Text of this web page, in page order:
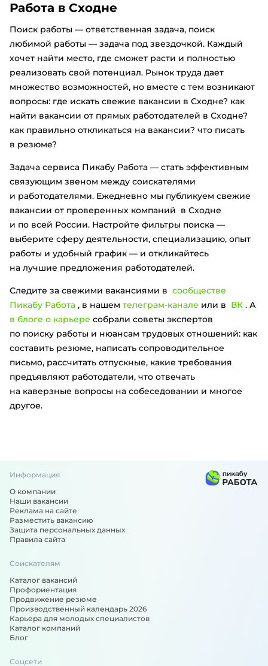
Работа в Сходне
Поиск работы — ответственная задача, поиск
любимой работы — задача под звездочкой. Каждый
хочет найти место, где сможет расти и полностью
реализовать свой потенциал. Рынок труда дает
множество возможностей, но вместе с тем возникают
вопросы: где искать свежие вакансии в Сходне? как
найти вакансии от прямых работодателей в Сходне?
как правильно откликаться на вакансии? что писать
в резюме?
Задача сервиса Пикабу Работа — стать эффективным
связующим звеном между соискателями
и работодателями. Ежедневно мы публикуем свежие
вакансии от проверенных компаний в Сходне
и по всей России. Настройте фильтры поиска —
выберите сферу деятельности, специализацию, опыт
работы и удобный график — и откликайтесь
на лучшие предложения работодателей.
Следите за свежими вакансиями в сообществе
Пикабу Работа , в нашем телеграм-канале или в ВК . А
в блоге о карьере собрали советы экспертов
по поиску работы и нюансам трудовых отношений: как
составить резюме, написать сопроводительное
письмо, рассчитать отпускные, какие требования
предъявляют работодатели, что отвечать
на каверзные вопросы на собеседовании и многое
другое.
Информация
О компании
Наши вакансии
Реклама на сайте
Разместить вакансию
Защита персональных данных
Правила сайта
Соискателям
Каталог вакансий
Профориентация
Продвижение резюме
Производственный календарь 2026
Карьера для молодых специалистов
Каталог компаний
Блог
Соцсети